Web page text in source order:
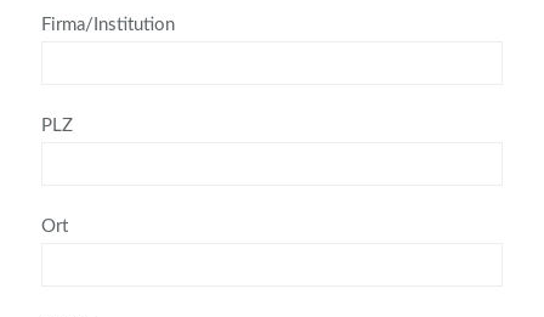
Firma/Institution
PLZ
Ort